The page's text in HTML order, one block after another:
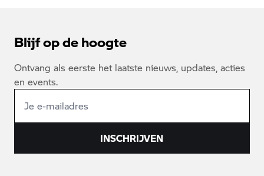
Blijf op de hoogte
Ontvang als eerste het laatste nieuws, updates, acties
en events.
INSCHRIJVEN